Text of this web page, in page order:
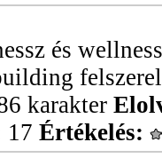
és
karakter
17 Értékelés: